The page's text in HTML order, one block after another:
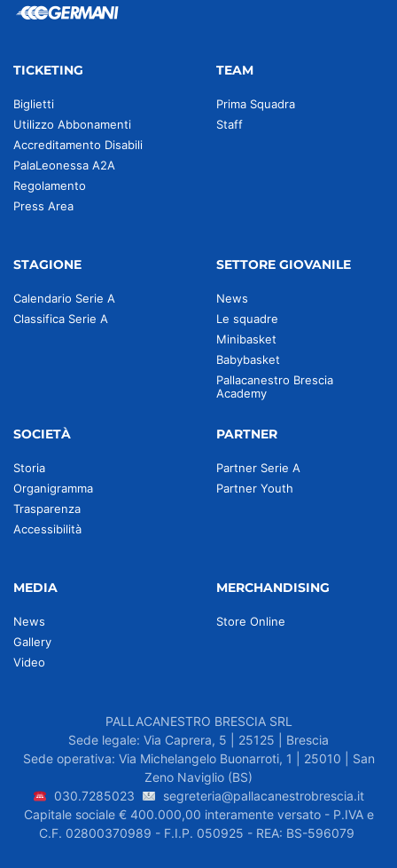
TICKETING
Biglietti
Utilizzo Abbonamenti
Accreditamento Disabili
PalaLeonessa A2A
Regolamento
Press Area
TEAM
Prima Squadra
Staff
STAGIONE
Calendario Serie A
Classifica Serie A
SETTORE GIOVANILE
News
Le squadre
Minibasket
Babybasket
Pallacanestro Brescia
Academy
SOCIETÀ
Storia
Organigramma
Trasparenza
Accessibilità
PARTNER
Partner Serie A
Partner Youth
MEDIA
News
Gallery
Video
MERCHANDISING
Store Online
PALLACANESTRO BRESCIA SRL
Sede legale: Via Caprera, 5 | 25125 | Brescia
Sede operativa: Via Michelangelo Buonarroti, 1 | 25010 | San
Zeno Naviglio (BS)
030.7285023
segreteria@pallacanestrobrescia.it
Capitale sociale € 400.000,00 interamente versato - P.IVA e
C.F. 02800370989 - F.I.P. 050925 - REA: BS-596079